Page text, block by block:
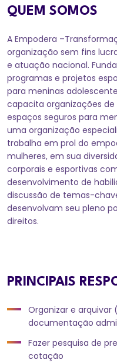
QUEM SOMOS
A Empodera
organização sem fins
e atuação nacional.
programas e projetos
para meninas
capacita organizações
espaços seguros para
uma organização
trabalha em prol do
mulheres, em sua
corporais e esportivas
desenvolvimento de
discussão de temas-
desenvolvam seu pleno
direitos.
PRINCIPAIS
Organizar e
documentação
Fazer pesquisa de
cotação